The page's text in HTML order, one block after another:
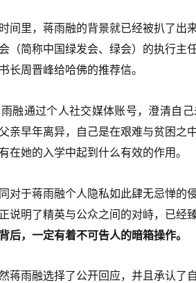
间里，蒋雨融的背景就已经被扒了出
（简称中国绿发会、绿会）的执行主
长周晋峰给哈佛的推荐信。
融通过个人社交媒体账号，澄清自
亲早年离异，自己是在艰难与贫困之
在她的入学中起到什么有效的作用。
对于蒋雨融个人隐私如此肆无忌惮的
说明了精英与公众之间的对峙，已经臻
后，一定有着不可告人的暗箱操作。
蒋雨融选择了公开回应，并且承认了